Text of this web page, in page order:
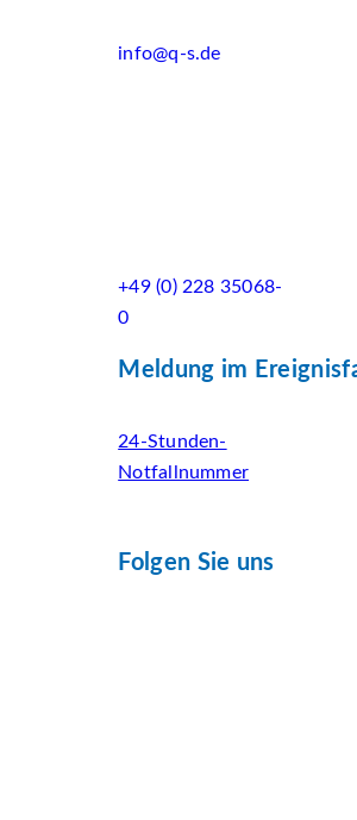
info@q-s.de
+49 (0) 228 35068-
0
Meldung im
24-Stunden-
Notfallnummer
Folgen Sie uns